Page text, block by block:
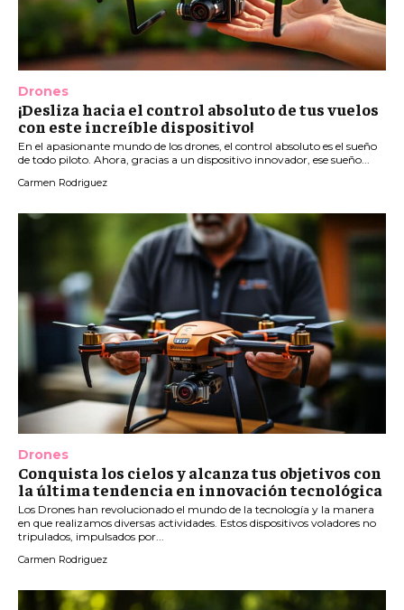
Drones
¡Desliza hacia el control absoluto de tus vuelos
con este increíble dispositivo!
En el apasionante mundo de los drones, el control absoluto es el sueño
de todo piloto. Ahora, gracias a un dispositivo innovador, ese sueño...
Carmen Rodriguez
Drones
Conquista los cielos y alcanza tus objetivos con
la última tendencia en innovación tecnológica
Los Drones han revolucionado el mundo de la tecnología y la manera
en que realizamos diversas actividades. Estos dispositivos voladores no
tripulados, impulsados por...
Carmen Rodriguez